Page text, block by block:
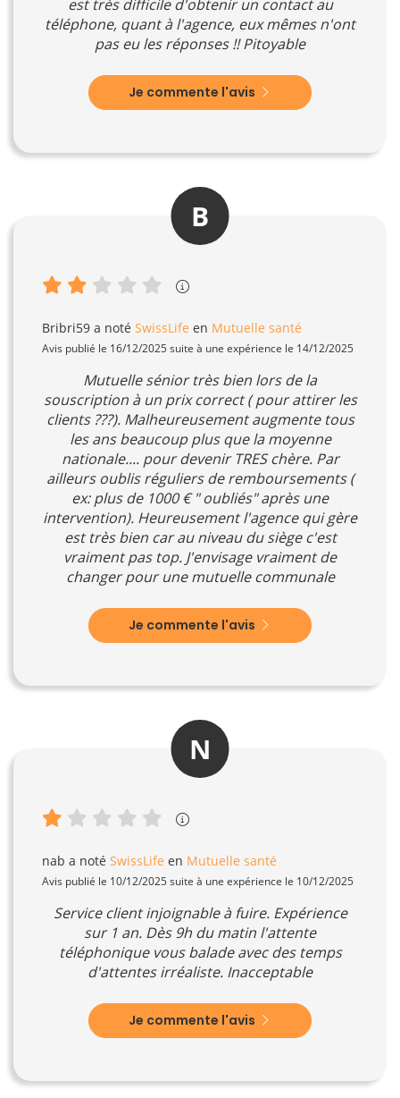
est très difficile d'obtenir un contact au
téléphone, quant à l'agence, eux mêmes n'ont
pas eu les réponses !! Pitoyable
Je commente l'avis
B
Bribri59 a noté SwissLife en Mutuelle santé
Avis publié le 16/12/2025 suite à une expérience le 14/12/2025
Mutuelle sénior très bien lors de la
souscription à un prix correct ( pour attirer les
clients ???). Malheureusement augmente tous
les ans beaucoup plus que la moyenne
nationale.... pour devenir TRES chère. Par
ailleurs oublis réguliers de remboursements (
ex: plus de 1000 € " oubliés" après une
intervention). Heureusement l'agence qui gère
est très bien car au niveau du siège c'est
vraiment pas top. J'envisage vraiment de
changer pour une mutuelle communale
Je commente l'avis
N
nab a noté SwissLife en Mutuelle santé
Avis publié le 10/12/2025 suite à une expérience le 10/12/2025
Service client injoignable à fuire. Expérience
sur 1 an. Dès 9h du matin l'attente
téléphonique vous balade avec des temps
d'attentes irréaliste. Inacceptable
Je commente l'avis